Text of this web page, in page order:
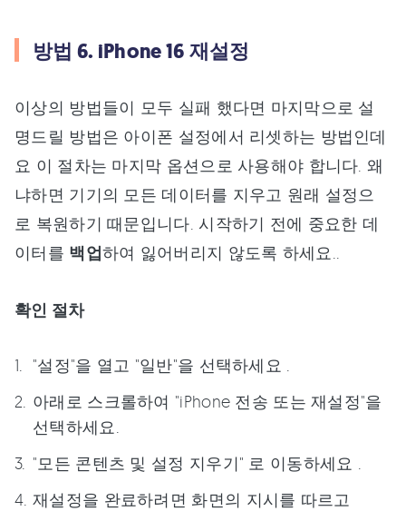
방법 6. iPhone 16 재설정
이상의 방법들이 모두 실패 했다면 마지막으로 설
명드릴 방법은 아이폰 설정에서 리셋하는 방법인데
요 이 절차는 마지막 옵션으로 사용해야 합니다. 왜
냐하면 기기의 모든 데이터를 지우고 원래 설정으
로 복원하기 때문입니다. 시작하기 전에 중요한 데
이터를 백업하여 잃어버리지 않도록 하세요..
확인 절차
"설정"을 열고 "일반"을 선택하세요 .
아래로 스크롤하여 "iPhone 전송 또는 재설정"을
선택하세요.
"모든 콘텐츠 및 설정 지우기" 로 이동하세요 .
재설정을 완료하려면 화면의 지시를 따르고